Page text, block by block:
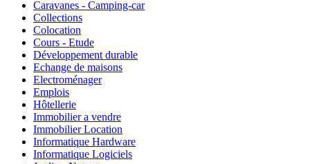
Caravanes - Camping-car
Collections
Colocation
Cours - Etude
Développement durable
Echange de maisons
Electroménager
Emplois
Hôtellerie
Immobilier a vendre
Immobilier Location
Informatique Hardware
Informatique Logiciels